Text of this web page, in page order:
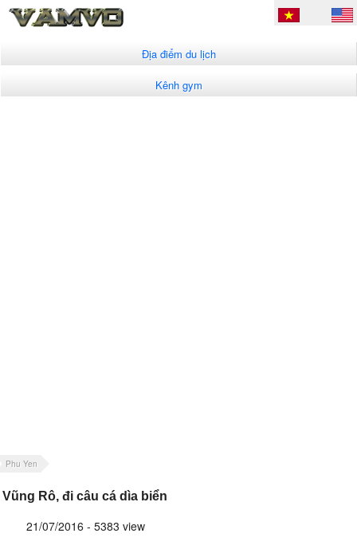
Địa điểm du lịch
Kênh gym
Phu Yen
Vũng Rô, đi câu cá dìa biển
21/07/2016 - 5383 view